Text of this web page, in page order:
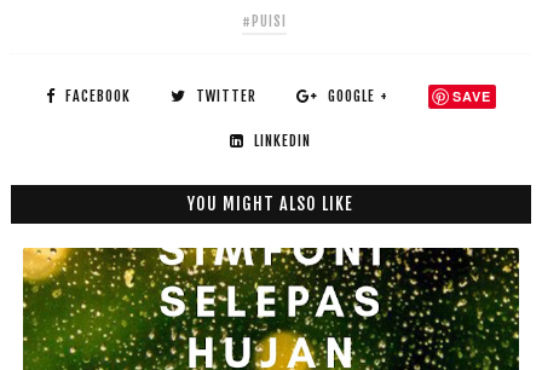
#PUISI
FACEBOOK TWITTER GOOGLE + SAVE
LINKEDIN
YOU MIGHT ALSO LIKE